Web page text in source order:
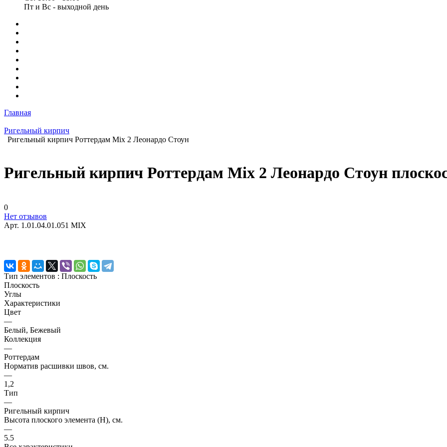
Пт и Вс - выходной день
Главная
Ригельный кирпич
Ригельный кирпич Роттердам Mix 2 Леонардо Стоун
Ригельный кирпич Роттердам Mix 2 Леонардо Стоун
0
Нет отзывов
Арт. 1.01.04.01.051 MIX
Тип элементов : Плоскость
Плоскость
Углы
Характеристики
Цвет
—
Белый, Бежевый
Коллекция
—
Роттердам
Норматив расшивки швов, см.
—
1,2
Тип
—
Ригельный кирпич
Высота плоского элемента (H), см.
—
5.5